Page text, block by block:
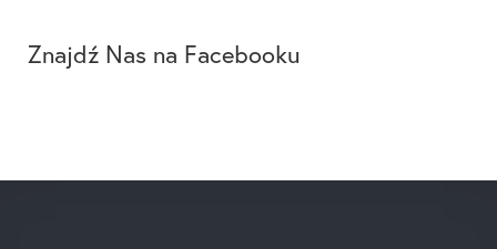
Znajdź Nas na Facebooku